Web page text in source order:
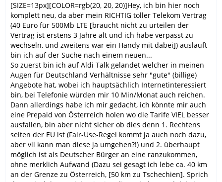
[SIZE=13px][COLOR=rgb(20, 20, 20)]Hey, ich bin hier noch
komplett neu, da aber mein RICHTIG toller Telekom Vertrag
(40 Euro für 500Mb LTE [braucht nicht zu urteilen der
Vertrag ist erstens 3 Jahre alt und ich habe verpasst zu
wechseln, und zweitens war ein Handy mit dabei]) ausläuft
bin ich auf der Suche nach einem neuen...
So zuerst bin ich auf Aldi Talk gelandet welcher in meinen
Augen für Deutschland Verhältnisse sehr "gute" (billige)
Angebote hat, wobei ich hauptsächlich Internetinteressiert
bin, bei Telefonie würden mir 10 Min/Monat auch reichen.
Dann allerdings habe ich mir gedacht, ich könnte mir auch
eine Prepaid von Österreich holen wo die Tarife VIEL besser
ausfallen, bin aber nicht sicher ob dies denn 1. Rechtens
seiten der EU ist (Fair-Use-Regel kommt ja auch noch dazu,
aber vll kann man diese ja umgehen?!) und 2. überhaupt
möglich ist als Deutscher Bürger an eine ranzukommen,
ohne merklich Aufwand (Dazu sei gesagt ich lebe ca. 40 km
an der Grenze zu Österreich, [50 km zu Tschechien]. Sprich